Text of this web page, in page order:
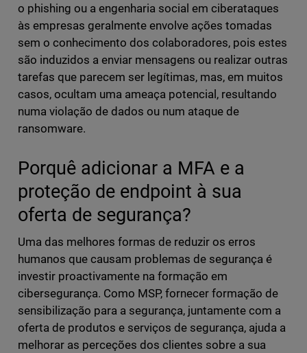
o phishing ou a engenharia social em ciberataques
às empresas geralmente envolve ações tomadas
sem o conhecimento dos colaboradores, pois estes
são induzidos a enviar mensagens ou realizar outras
tarefas que parecem ser legítimas, mas, em muitos
casos, ocultam uma ameaça potencial, resultando
numa violação de dados ou num ataque de
ransomware.
Porquê adicionar a MFA e a
proteção de endpoint à sua
oferta de segurança?
Uma das melhores formas de reduzir os erros
humanos que causam problemas de segurança é
investir proactivamente na formação em
cibersegurança. Como MSP, fornecer formação de
sensibilização para a segurança, juntamente com a
oferta de produtos e serviços de segurança, ajuda a
melhorar as perceções dos clientes sobre a sua